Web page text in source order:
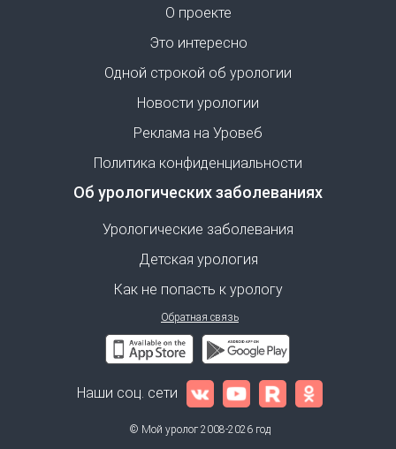
О проекте
Это интересно
Одной строкой об урологии
Новости урологии
Реклама на Уровеб
Политика конфиденциальности
Об урологических заболеваниях
Урологические заболевания
Детская урология
Как не попасть к урологу
Обратная связь
Наши соц. сети
© Мой уролог 2008-2026 год